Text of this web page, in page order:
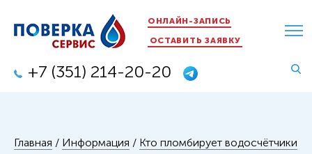
ОНЛАЙН-ЗАПИСЬ
ОСТАВИТЬ ЗАЯВКУ
+7 (351) 214-20-20
Главная / Информация / Кто пломбирует водосчётчики